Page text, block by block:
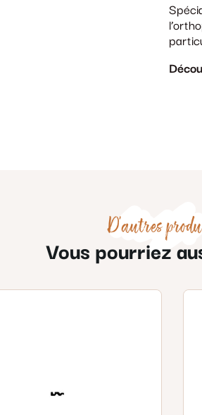
D'autres
Vous pourriez